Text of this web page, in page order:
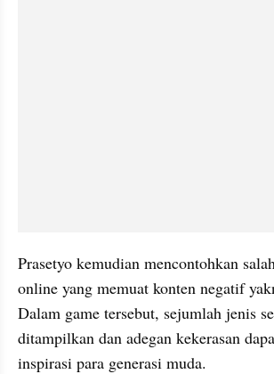
Prasetyo kemudian mencontohkan
online yang memuat konten negatif
Dalam game tersebut, sejumlah jenis
ditampilkan dan adegan kekerasan
inspirasi para generasi muda.